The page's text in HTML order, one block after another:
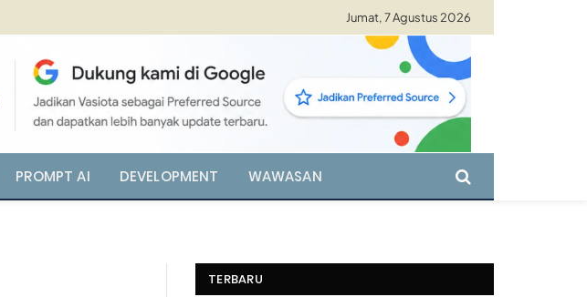
Jumat, 7 Agustus 2026
PROMPT AI DEVELOPMENT WAWASAN
TERBARU